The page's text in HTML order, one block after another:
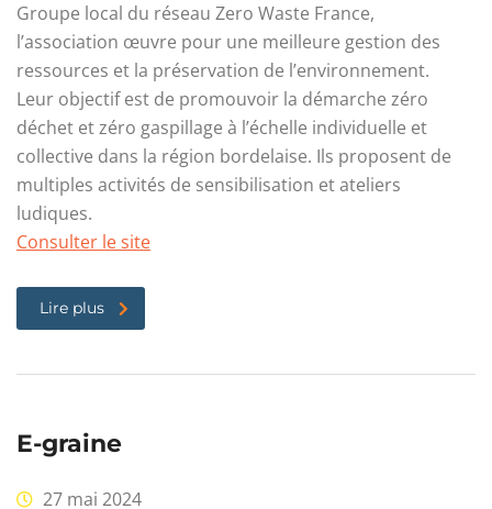
Groupe local du réseau Zero Waste France,
l’association œuvre pour une meilleure gestion des
ressources et la préservation de l’environnement.
Leur objectif est de promouvoir la démarche zéro
déchet et zéro gaspillage à l’échelle individuelle et
collective dans la région bordelaise. Ils proposent de
multiples activités de sensibilisation et ateliers
ludiques.
Consulter le site
Lire plus
E-graine
27 mai 2024